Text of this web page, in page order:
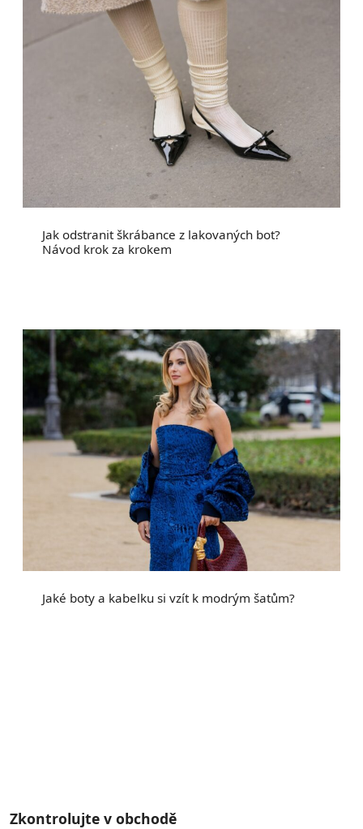
Jak odstranit škrábance z lakovaných bot?
Návod krok za krokem
Jaké boty a kabelku si vzít k modrým šatům?
Zkontrolujte v obchodě